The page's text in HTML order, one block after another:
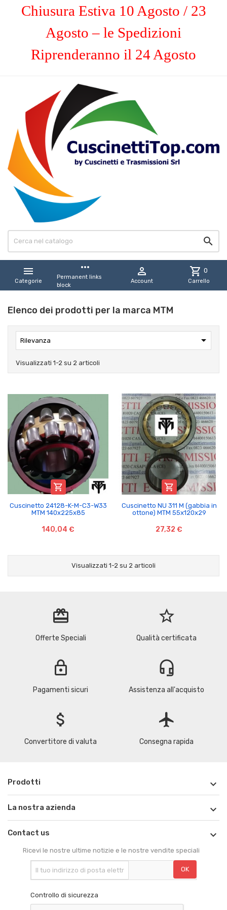
Chiusura Estiva 10 Agosto / 23
Agosto – le Spedizioni
Riprenderanno il 24 Agosto


Categorie
more_horiz
Permanent links
block

Account
shopping_cart 0
Carrello
Elenco dei prodotti per la marca MTM
Rilevanza 
Visualizzati 1-2 su 2 articoli

Cuscinetto 24128-K-M-C3-W33
MTM 140x225x85
140,04 €

Cuscinetto NU 311 M (gabbia in
ottone) MTM 55x120x29
27,32 €
Visualizzati 1-2 su 2 articoli
redeem
Offerte Speciali
star_border
Qualità certificata
lock
Pagamenti sicuri
headset_mic
Assistenza all'acquisto
attach_money
Convertitore di valuta
flight
Consegna rapida
Prodotti 
La nostra azienda 
Contact us 
Ricevi le nostre ultime notizie e le nostre vendite speciali
Controllo di sicurezza